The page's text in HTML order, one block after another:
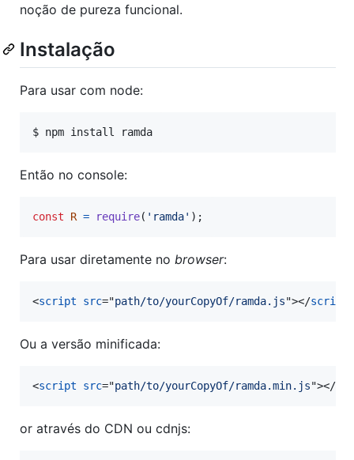
noção de pureza funcional.
Instalação
Para usar com node:
$ npm install ramda
Então no console:
const R = require( 'ramda' ) ;
Para usar diretamente no browser:
<script src="path/to/yourCopyOf/ramda.js"></script
Ou a versão minificada:
<script src="path/to/yourCopyOf/ramda.min.js"></
or através do CDN ou cdnjs: